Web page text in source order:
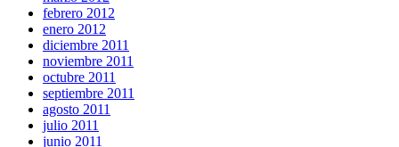
febrero 2012
enero 2012
diciembre 2011
noviembre 2011
octubre 2011
septiembre 2011
agosto 2011
julio 2011
junio 2011